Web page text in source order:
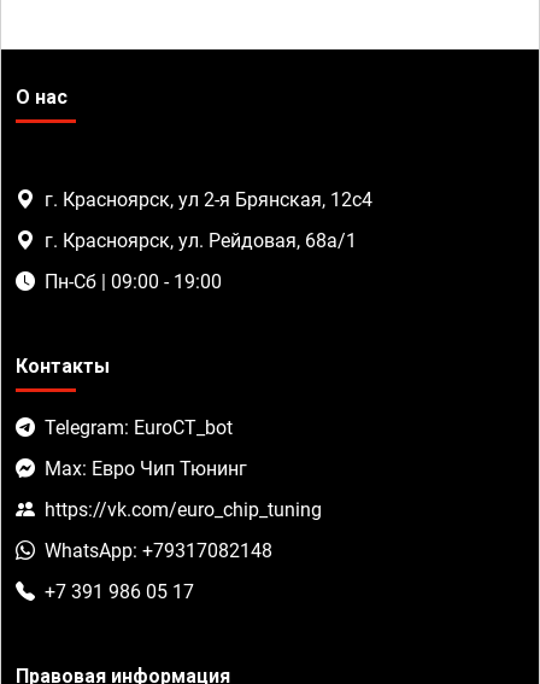
О нас
г. Красноярск, ул 2-я Брянская, 12с4
г. Красноярск, ул. Рейдовая, 68а/1
Пн-Сб | 09:00 - 19:00
Контакты
Telegram: EuroCT_bot
Max: Евро Чип Тюнинг
https://vk.com/euro_chip_tuning
WhatsApp: +79317082148
+7 391 986 05 17
Правовая информация